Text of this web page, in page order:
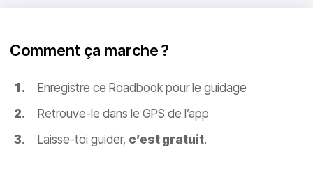
Comment ça marche ?
Enregistre ce Roadbook pour le guidage
Retrouve-le dans le GPS de l’app
Laisse-toi guider, c’est gratuit.